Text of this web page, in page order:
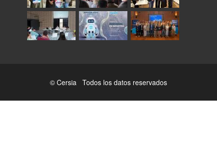
© Cersia Todos los datos reservados